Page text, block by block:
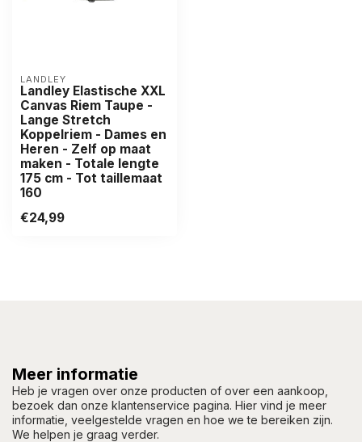
LANDLEY
Landley Elastische XXL
Canvas Riem Taupe -
Lange Stretch
Koppelriem - Dames en
Heren - Zelf op maat
maken - Totale lengte
175 cm - Tot taillemaat
160
€24,99
Meer informatie
Heb je vragen over onze producten of over een aankoop,
bezoek dan onze klantenservice pagina. Hier vind je meer
informatie, veelgestelde vragen en hoe we te bereiken zijn.
We helpen je graag verder.